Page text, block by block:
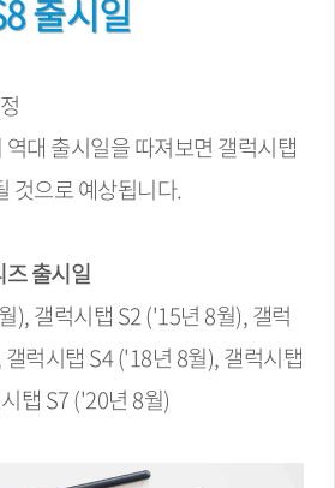
출시일
대 출시일을 따져보면 갤럭시탭
것으로 예상됩니다.
출시일
), 갤럭시탭 S2 ('15년 8월), 갤럭
럭시탭 S4 ('18년 8월), 갤럭시탭
탭 S7 ('20년 8월)